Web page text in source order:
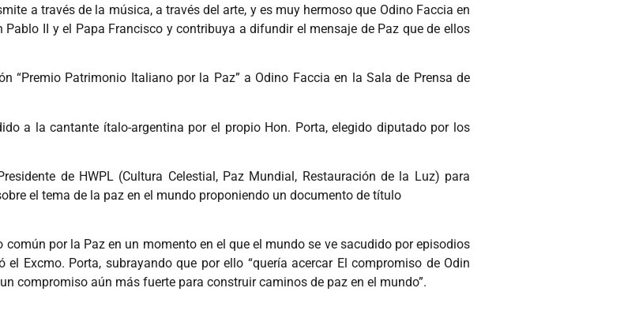
a través de la música, a través del arte, y es muy hermoso que Odino Faccia en
II y el Papa Francisco y contribuya a difundir el mensaje de Paz que de ellos
“Premio Patrimonio Italiano por la Paz” a Odino Faccia en la Sala de Prensa de
a la cantante ítalo-argentina por el propio Hon. Porta, elegido diputado por los
de HWPL (Cultura Celestial, Paz Mundial, Restauración de la Luz) para
el tema de la paz en el mundo proponiendo un documento de título
por la Paz en un momento en el que el mundo se ve sacudido por episodios
Excmo. Porta, subrayando que por ello “quería acercar El compromiso de Odin
compromiso aún más fuerte para construir caminos de paz en el mundo”.